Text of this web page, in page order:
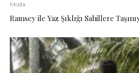
Moda
Ramsey ile Yaz Şıklığı Sahillere